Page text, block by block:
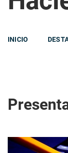
INICIO